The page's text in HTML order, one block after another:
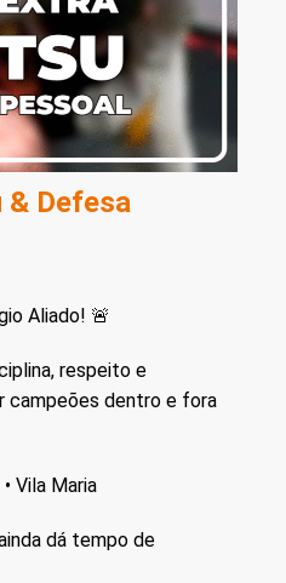
& Defesa
Aliado! 🚨
respeito e
campeões dentro e fora
Vila Maria
dá tempo de